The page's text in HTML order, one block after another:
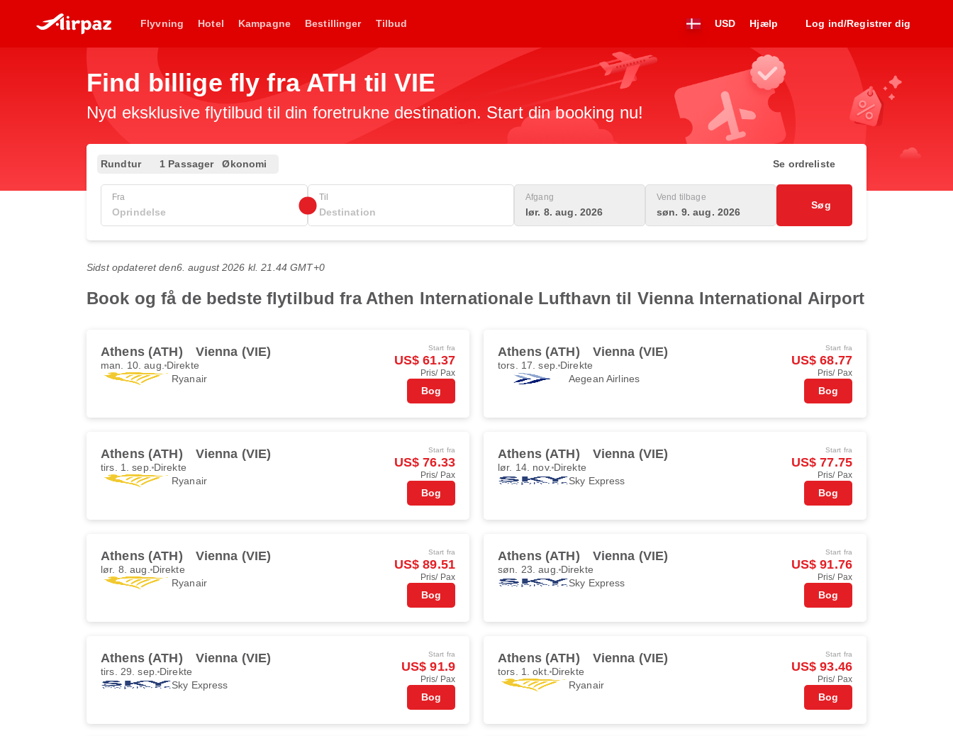
Flyvning Hotel Kampagne Bestillinger Tilbud USD Hjælp Log ind/Registrer dig
Find billige fly fra ATH til VIE
Nyd eksklusive flytilbud til din foretrukne destination. Start din booking nu!
Rundtur 1 Passager Økonomi Se ordreliste
Fra Til Afgang
lør. 8. aug. 2026
Vend tilbage
søn. 9. aug. 2026
Søg
Sidst opdateret den6. august 2026 kl. 21.44 GMT+0
Book og få de bedste flytilbud fra Athen Internationale Lufthavn til Vienna International Airport
Athens (ATH) Vienna (VIE)
man. 10. aug. Direkte
Ryanair
Start fra
US$ 61.37
Pris/ Pax
Bog
Athens (ATH) Vienna (VIE)
tors. 17. sep. Direkte
Aegean Airlines
Start fra
US$ 68.77
Pris/ Pax
Bog
Athens (ATH) Vienna (VIE)
tirs. 1. sep. Direkte
Ryanair
Start fra
US$ 76.33
Pris/ Pax
Bog
Athens (ATH) Vienna (VIE)
lør. 14. nov. Direkte
Sky Express
Start fra
US$ 77.75
Pris/ Pax
Bog
Athens (ATH) Vienna (VIE)
lør. 8. aug. Direkte
Ryanair
Start fra
US$ 89.51
Pris/ Pax
Bog
Athens (ATH) Vienna (VIE)
søn. 23. aug. Direkte
Sky Express
Start fra
US$ 91.76
Pris/ Pax
Bog
Athens (ATH) Vienna (VIE)
tirs. 29. sep. Direkte
Sky Express
Start fra
US$ 91.9
Pris/ Pax
Bog
Athens (ATH) Vienna (VIE)
tors. 1. okt. Direkte
Ryanair
Start fra
US$ 93.46
Pris/ Pax
Bog